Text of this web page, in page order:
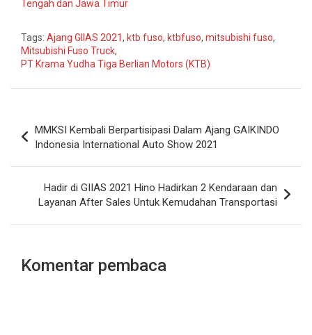
Tengah dan Jawa Timur
Tags: Ajang GIIAS 2021, ktb fuso, ktbfuso, mitsubishi fuso,
Mitsubishi Fuso Truck,
PT Krama Yudha Tiga Berlian Motors (KTB)
pos
MMKSI Kembali Berpartisipasi Dalam Ajang GAIKINDO
Indonesia International Auto Show 2021
Hadir di GIIAS 2021 Hino Hadirkan 2 Kendaraan dan
Layanan After Sales Untuk Kemudahan Transportasi
Komentar pembaca